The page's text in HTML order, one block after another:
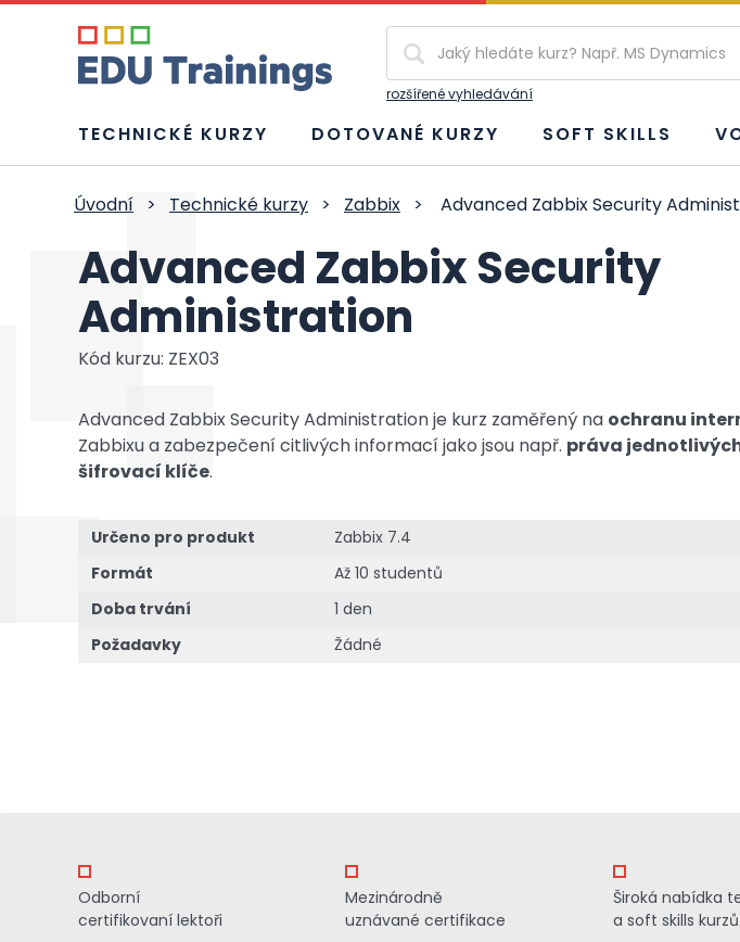
rozšířené vyhledávání
TECHNICKÉ KURZY DOTOVANÉ KURZY SOFT SKILLS
Úvodní > Technické kurzy > Zabbix > Advanced Zabbix Security
Advanced Zabbix Security
Administration
Kód kurzu: ZEX03
Advanced Zabbix Security Administration je kurz zaměřený na ochranu
Zabbixu a zabezpečení citlivých informací jako jsou např. práva
šifrovací klíče.
Určeno pro produkt
Zabbix 7.4
Formát
Až 10 studentů
Doba trvání
1 den
Požadavky
Žádné
Odborní
certifikovaní lektoři
Mezinárodně
uznávané certifikace
Široká nabídka
a soft skills kurzů